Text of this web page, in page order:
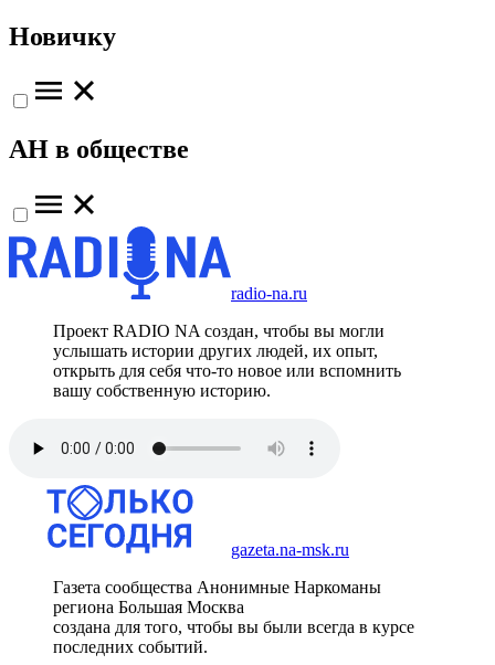
Новичку
АН в обществе
radio-na.ru
Проект RADIO NA создан, чтобы вы могли
услышать истории других людей, их опыт,
открыть для себя что-то новое или вспомнить
вашу собственную историю.
gazeta.na-msk.ru
Газета сообщества Анонимные Наркоманы
региона Большая Москва
создана для того, чтобы вы были всегда в курсе
последних событий.